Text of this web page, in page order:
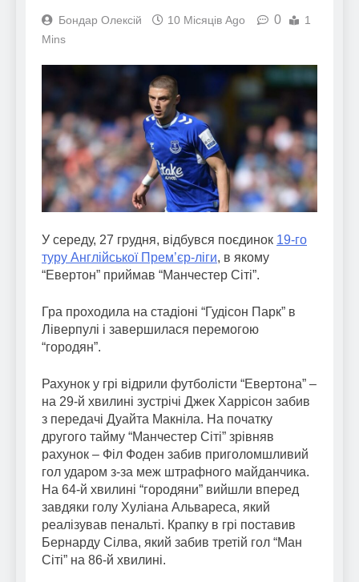
Бондар Олексій 10 Місяців Ago 0
1
Mins
У середу, 27 грудня, відбувся поєдинок 19-го
туру Англійської Прем’єр-ліги, в якому
“Евертон” приймав “Манчестер Сіті”.
Гра проходила на стадіоні “Гудісон Парк” в
Ліверпулі і завершилася перемогою
“городян”.
Рахунок у грі відрили футболісти “Евертона” –
на 29-й хвилині зустрічі Джек Харрісон забив
з передачі Дуайта Макніла. На початку
другого тайму “Манчестер Сіті” зрівняв
рахунок – Філ Фоден забив приголомшливий
гол ударом з-за меж штрафного майданчика.
На 64-й хвилині “городяни” вийшли вперед
завдяки голу Хуліана Альвареса, який
реалізував пенальті. Крапку в грі поставив
Бернарду Сілва, який забив третій гол “Ман
Сіті” на 86-й хвилині.